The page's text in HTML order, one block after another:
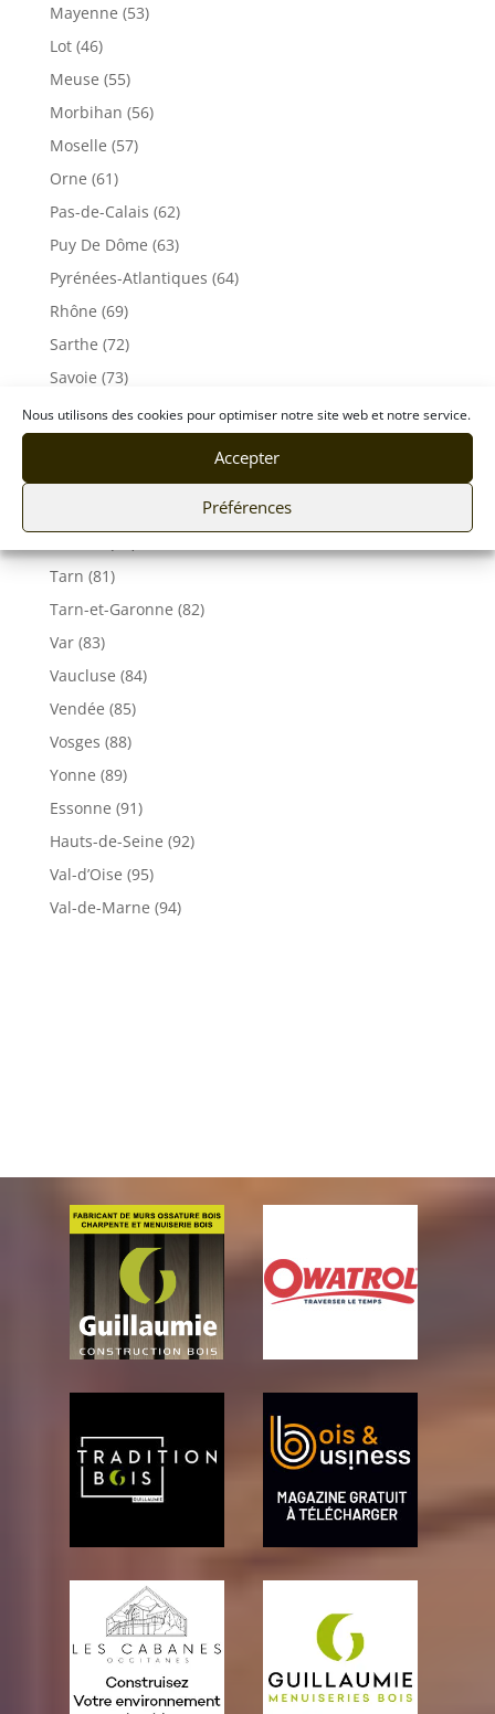
Nous utilisons des cookies pour optimiser notre site web et notre service.
Accepter
Préférences
Mayenne (53)
Lot (46)
Meuse (55)
Morbihan (56)
Moselle (57)
Orne (61)
Pas-de-Calais (62)
Puy De Dôme (63)
Pyrénées-Atlantiques (64)
Rhône (69)
Sarthe (72)
Savoie (73)
Haute-Savoie (74)
Tarn (81)
Tarn-et-Garonne (82)
Var (83)
Vaucluse (84)
Vendée (85)
Vosges (88)
Yonne (89)
Essonne (91)
Hauts-de-Seine (92)
Val-d’Oise (95)
Val-de-Marne (94)